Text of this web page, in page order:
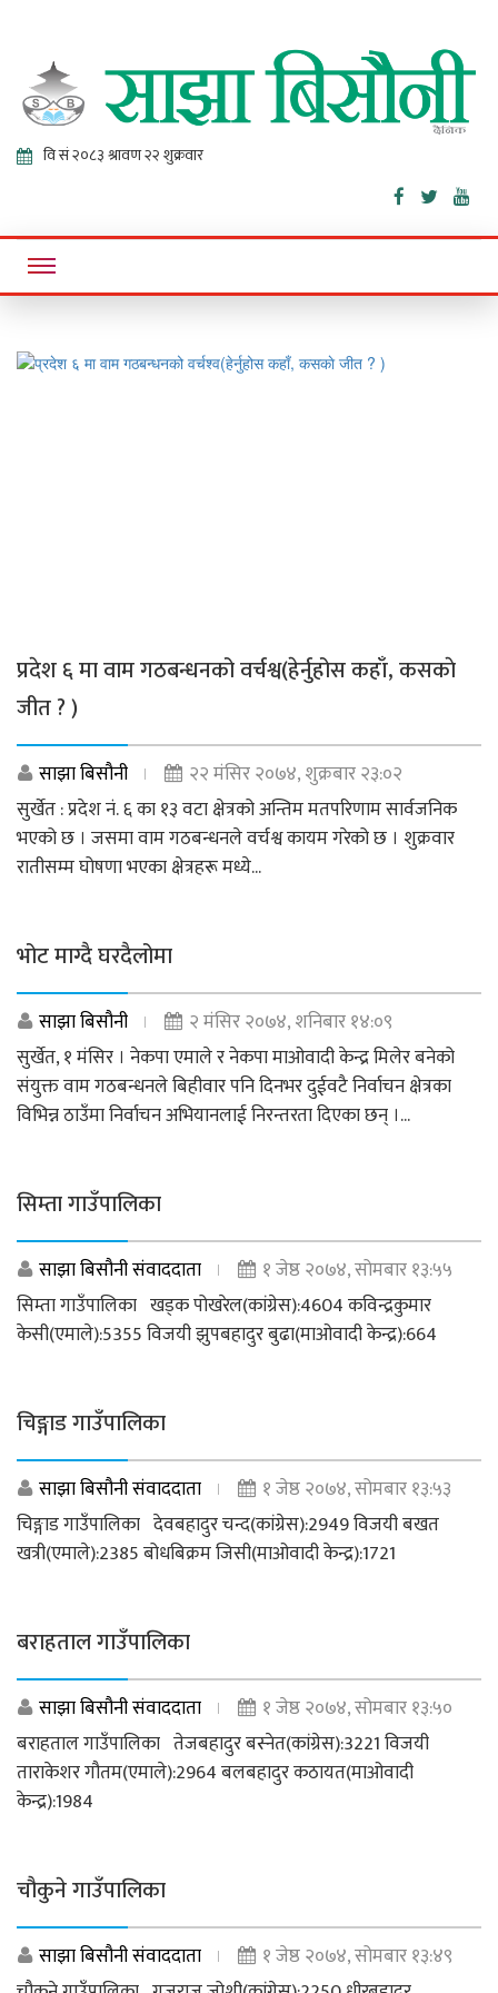
Sajha
Bisaunee
Online News Portal
प्रदेश ६ मा वाम गठबन्धनको वर्चश्व(हेर्नुहोस कहाँ, कसकाे
जीत ? )
साझा बिसौनी
२२ मंसिर २०७४, शुक्रबार २३:०२
सुर्खेत : प्रदेश नं. ६ का १३ वटा क्षेत्रको अन्तिम मतपरिणाम सार्वजनिक
भएको छ । जसमा वाम गठबन्धनले वर्चश्व कायम गरेको छ । शुक्रवार
रातीसम्म घोषणा भएका क्षेत्रहरू मध्ये...
भोट माग्दै घरदैलोमा
साझा बिसौनी
२ मंसिर २०७४, शनिबार १४:०९
सुर्खेत, १ मंसिर । नेकपा एमाले र नेकपा माओवादी केन्द्र मिलेर बनेको
संयुक्त वाम गठबन्धनले बिहीवार पनि दिनभर दुईवटै निर्वाचन क्षेत्रका
विभिन्न ठाउँमा निर्वाचन अभियानलाई निरन्तरता दिएका छन् ।...
सिम्ता गाउँपालिका
साझा बिसौनी संवाददाता
१ जेष्ठ २०७४, सोमबार १३:५५
सिम्ता गाउँपालिका खड्क पोखरेल(कांग्रेस):4604 कविन्द्रकुमार
केसी(एमाले):5355 विजयी झुपबहादुर बुढा(माओवादी केन्द्र):664
चिङ्गाड गाउँपालिका
साझा बिसौनी संवाददाता
१ जेष्ठ २०७४, सोमबार १३:५३
चिङ्गाड गाउँपालिका देवबहादुर चन्द(कांग्रेस):2949 विजयी बखत
खत्री(एमाले):2385 बोधबिक्रम जिसी(माओवादी केन्द्र):1721
बराहताल गाउँपालिका
साझा बिसौनी संवाददाता
१ जेष्ठ २०७४, सोमबार १३:५०
बराहताल गाउँपालिका तेजबहादुर बस्नेत(कांग्रेस):3221 विजयी
ताराकेशर गौतम(एमाले):2964 बलबहादुर कठायत(माओवादी
केन्द्र):1984
चौकुने गाउँपालिका
साझा बिसौनी संवाददाता
१ जेष्ठ २०७४, सोमबार १३:४९